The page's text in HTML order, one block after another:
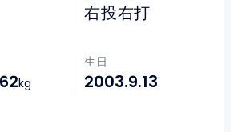
右投右打
62kg
生日
2003.9.13